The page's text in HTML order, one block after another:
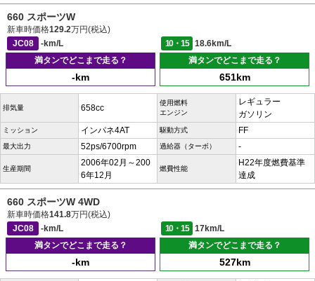
660 スポーツW
新車時価格129.2万円(税込)
JC08
-km/L 10・15
18.6km/L
満タンでどこまで走る？
-km
満タンでどこまで走る？
651km
排気量 658cc
使用燃料
エンジン
レギュラー
ガソリン
ミッション インパネ4AT 駆動方式 FF
最大出力 52ps/6700rpm 過給器（ターボ） -
生産期間
2006年02月～200
6年12月
燃費性能
H22年度燃費基準
達成
660 スポーツW 4WD
新車時価格141.8万円(税込)
JC08
-km/L 10・15
17km/L
満タンでどこまで走る？
-km
満タンでどこまで走る？
527km